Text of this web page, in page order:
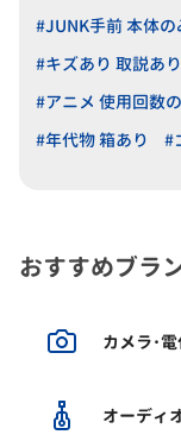
#JUNK手前 本体の
#キズあり 取説あり
#アニメ 使用回数
#年代物 箱あり
#
おすすめブラ
カメラ･
オーディ